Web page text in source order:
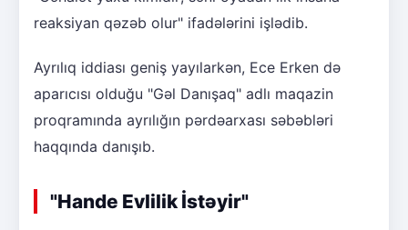
reaksiyan qəzəb olur" ifadələrini işlədib.
Ayrılıq iddiası geniş yayılarkən, Ece Erken də
aparıcısı olduğu "Gəl Danışaq" adlı maqazin
proqramında ayrılığın pərdəarxası səbəbləri
haqqında danışıb.
"Hande Evlilik İstəyir"